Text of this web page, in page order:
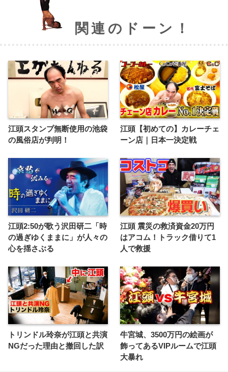
関連のドーン！
江頭スタンプ無断使用の池袋
の風俗店が判明！
江頭【初めての】カレーチェ
ーン店｜日本一決定戦
江頭2:50が歌う沢田研二「時
の過ぎゆくままに」が人々の
心を揺さぶる
江頭 震災の救済資金20万円
はアコム！トラック借りて1
人で救援
トリンドル玲奈が江頭と共演
NGだった理由と撤回した訳
牛宮城、3500万円の絵画が
飾ってあるVIPルームで江頭
大暴れ